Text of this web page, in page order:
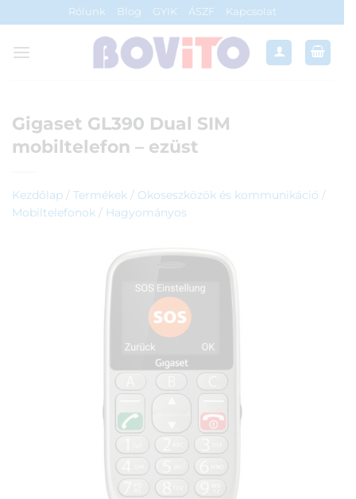
to
content
Rólunk Blog GYIK ÁSZF Kapcsolat
Gigaset GL390 Dual SIM
mobiltelefon – ezüst
Kezdőlap / Termékek / Okoseszközök és kommunikáció /
Mobiltelefonok / Hagyományos